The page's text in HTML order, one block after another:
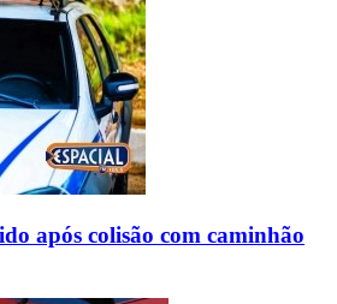
após colisão com caminhão